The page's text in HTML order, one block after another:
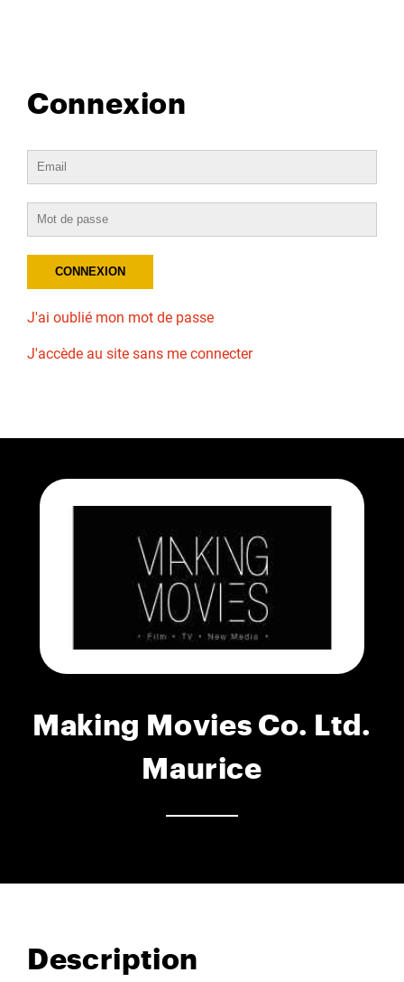
Connexion
J'ai oublié mon mot de passe
J'accède au site sans me connecter
Making Movies Co. Ltd.
Maurice
Description